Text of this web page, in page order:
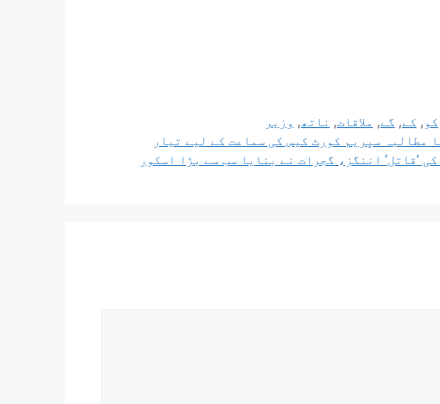
کو , کے, گے, ملاقات, ناتھ, وزیر
مطالبہ سپریم کورٹ کیس کی سماعت کے لیے تیار